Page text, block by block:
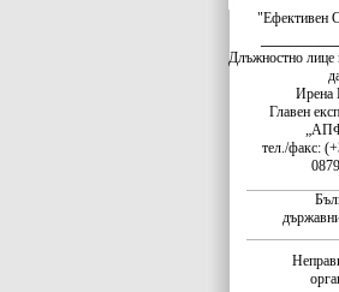
"Ефективен
Длъжностно лице
Ирена
Главен
тел./факс: